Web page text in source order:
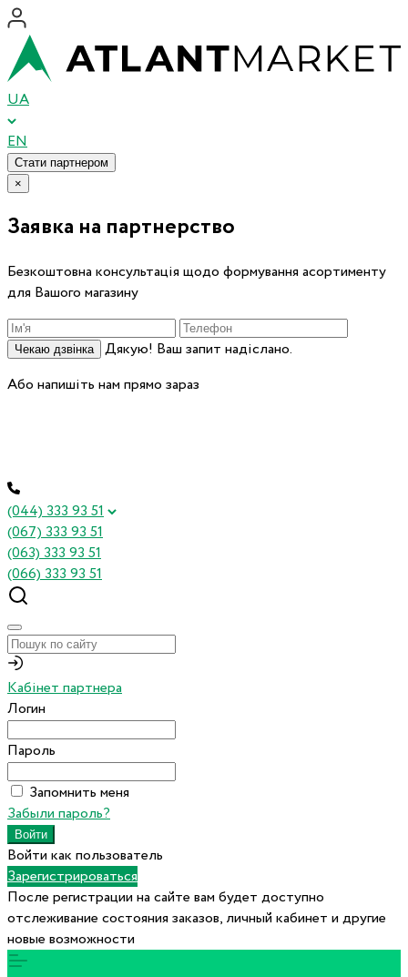
UA
EN
Стати партнером
×
Заявка на партнерство
Безкоштовна консультація щодо формування асортименту
для Вашого магазину
Чекаю дзвінка
Дякую! Ваш запит надіслано.
Або напишіть нам прямо зараз
(044) 333 93 51
(067) 333 93 51
(063) 333 93 51
(066) 333 93 51
Кабінет партнера
Логин
Пароль
Запомнить меня
Забыли пароль?
Войти как пользователь
Зарегистрироваться
После регистрации на сайте вам будет доступно
отслеживание состояния заказов, личный кабинет и другие
новые возможности